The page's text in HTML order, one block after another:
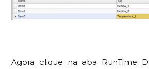
Agora clique na aba RunTime